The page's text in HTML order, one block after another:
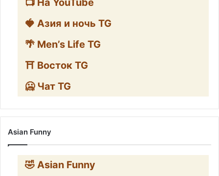
🍓 Азия и ночь TG
🌴 Men’s Life TG
⛩️ Восток TG
🥶 Чат TG
Asian Funny
🤣 Asian Funny